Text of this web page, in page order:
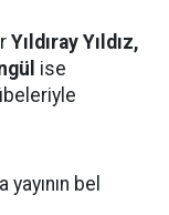
Yıldıray Yıldız,
ise
bel